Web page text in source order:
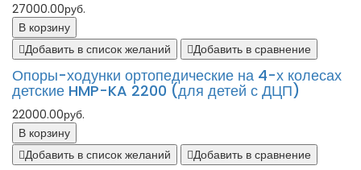
27000.00руб.
В корзину
Добавить в список желаний
Добавить в сравнение
Опоры-ходунки ортопедические на 4-х колесах
детские HMP-KA 2200 (для детей с ДЦП)
22000.00руб.
В корзину
Добавить в список желаний
Добавить в сравнение